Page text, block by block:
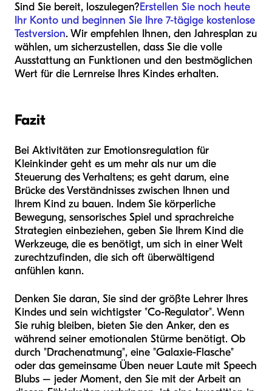
Sind Sie bereit, loszulegen?Erstellen Sie noch heute
Ihr Konto und beginnen Sie Ihre 7-tägige kostenlose
Testversion. Wir empfehlen Ihnen, den Jahresplan zu
wählen, um sicherzustellen, dass Sie die volle
Ausstattung an Funktionen und den bestmöglichen
Wert für die Lernreise Ihres Kindes erhalten.
Fazit
Bei Aktivitäten zur Emotionsregulation für
Kleinkinder geht es um mehr als nur um die
Steuerung des Verhaltens; es geht darum, eine
Brücke des Verständnisses zwischen Ihnen und
Ihrem Kind zu bauen. Indem Sie körperliche
Bewegung, sensorisches Spiel und sprachreiche
Strategien einbeziehen, geben Sie Ihrem Kind die
Werkzeuge, die es benötigt, um sich in einer Welt
zurechtzufinden, die sich oft überwältigend
anfühlen kann.
Denken Sie daran, Sie sind der größte Lehrer Ihres
Kindes und sein wichtigster "Co-Regulator". Wenn
Sie ruhig bleiben, bieten Sie den Anker, den es
während seiner emotionalen Stürme benötigt. Ob
durch "Drachenatmung", eine "Galaxie-Flasche"
oder das gemeinsame Üben neuer Laute mit Speech
Blubs – jeder Moment, den Sie mit der Arbeit an